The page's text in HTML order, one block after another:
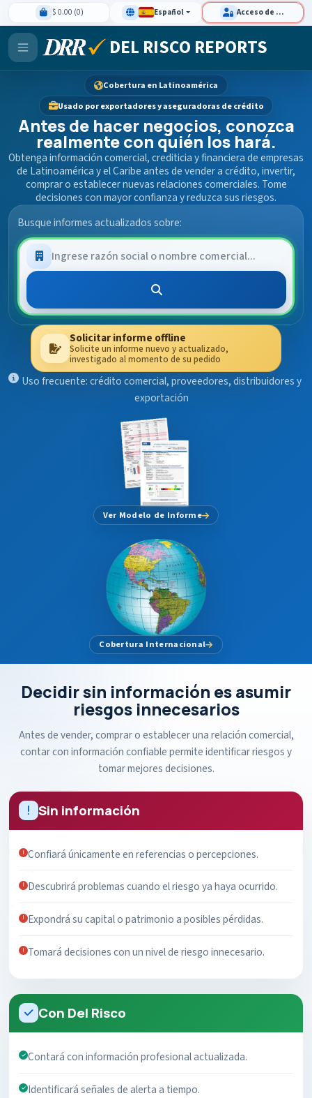
$ 0.00 (0) Español Acceso de clientes
DEL RISCO REPORTS
Ver Modelo de Informe
Cobertura en Latinoamérica
Usado por exportadores y aseguradoras de crédito
Antes de hacer negocios, conozca
realmente con quién los hará.
Obtenga información comercial, crediticia y financiera de empresas
de Latinoamérica y el Caribe antes de vender a crédito, invertir,
comprar o establecer nuevas relaciones comerciales. Tome
decisiones con mayor confianza y reduzca sus riesgos.
Busque informes actualizados sobre:
Solicitar informe offline
Solicite un informe nuevo y actualizado,
investigado al momento de su pedido
Uso frecuente: crédito comercial, proveedores, distribuidores y
exportación
Cobertura Internacional
Decidir sin información es asumir
riesgos innecesarios
Antes de vender, comprar o establecer una relación comercial,
contar con información confiable permite identificar riesgos y
tomar mejores decisiones.
Sin información
Confiará únicamente en referencias o percepciones.
Descubrirá problemas cuando el riesgo ya haya ocurrido.
Expondrá su capital o patrimonio a posibles pérdidas.
Tomará decisiones con un nivel de riesgo innecesario.
Con Del Risco
Contará con información profesional actualizada.
Identificará señales de alerta a tiempo.